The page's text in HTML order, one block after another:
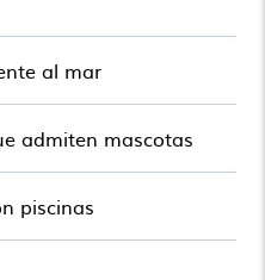
al mar
admiten mascotas
piscinas